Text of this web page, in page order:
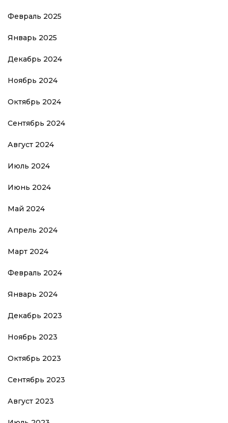
Февраль 2025
Январь 2025
Декабрь 2024
Ноябрь 2024
Октябрь 2024
Сентябрь 2024
Август 2024
Июль 2024
Июнь 2024
Май 2024
Апрель 2024
Март 2024
Февраль 2024
Январь 2024
Декабрь 2023
Ноябрь 2023
Октябрь 2023
Сентябрь 2023
Август 2023